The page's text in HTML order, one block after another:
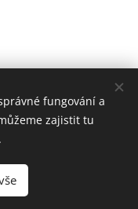
fungování a
zajistit tu